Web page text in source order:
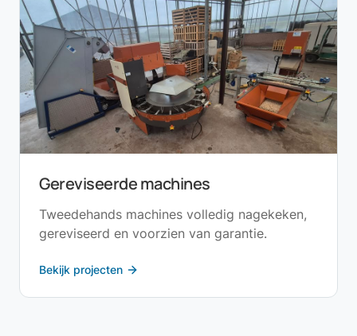
Gereviseerde machines
Tweedehands machines volledig nagekeken,
gereviseerd en voorzien van garantie.
Bekijk projecten